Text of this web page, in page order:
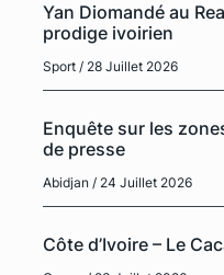
Yan Diomandé au
prodige ivoirien
Sport / 28 Juillet 2026
Enquête sur les
de presse
Abidjan / 24 Juillet 2026
Côte d’Ivoire – Le